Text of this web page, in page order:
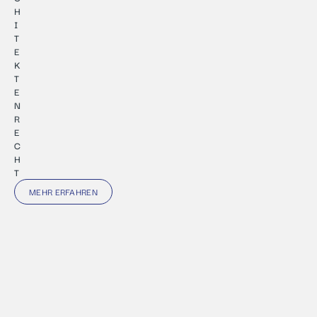
H
I
T
E
K
T
E
N
R
E
C
H
T
MEHR ERFAHREN